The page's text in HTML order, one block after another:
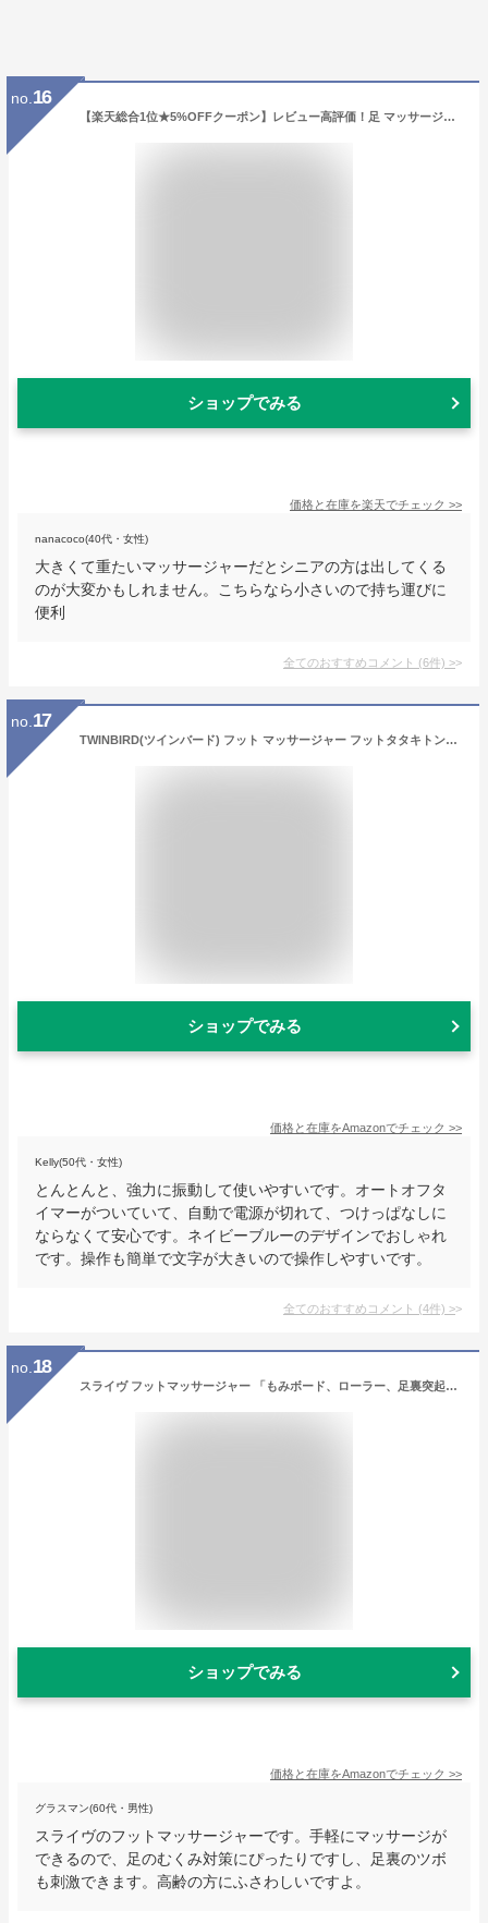
no. 16
【楽天総合1位★5%OFFクーポン】レビュー高評価！足 マッサージ器 EMS フットマッサージャー NIPLUX ニップラックス LEG FIT ふくらはぎ マッサージ機 フットマッサージ コンパクト 持ち運び コードレス 太もも 足裏 脚 父の日 プレゼント
ショップでみる
価格と在庫を楽天でチェック >>
nanacoco(40代・女性)
大きくて重たいマッサージャーだとシニアの方は出してくる
のが大変かもしれません。こちらなら小さいので持ち運びに
便利
全てのおすすめコメント (6件) >
no. 17
TWINBIRD(ツインバード) フット マッサージャー フットタタキトントン かんたん操作 大きめ文字 足裏 ふくらはぎ 強力振動 管理医療機器 オートオフタイマー ネイビーブルー EM-2706BL
ショップでみる
価格と在庫をAmazonでチェック >>
Kelly(50代・女性)
とんとんと、強力に振動して使いやすいです。オートオフタ
イマーがついていて、自動で電源が切れて、つけっぱなしに
ならなくて安心です。ネイビーブルーのデザインでおしゃれ
です。操作も簡単で文字が大きいので操作しやすいです。
全てのおすすめコメント (4件) >
no. 18
スライヴ フットマッサージャー 「もみボード、ローラー、足裏突起で施療 コンパクトデザイン」 MD-4220 ホワイト 管理医療機器
ショップでみる
価格と在庫をAmazonでチェック >>
グラスマン(60代・男性)
スライヴのフットマッサージャーです。手軽にマッサージが
できるので、足のむくみ対策にぴったりですし、足裏のツボ
も刺激できます。高齢の方にふさわしいですよ。